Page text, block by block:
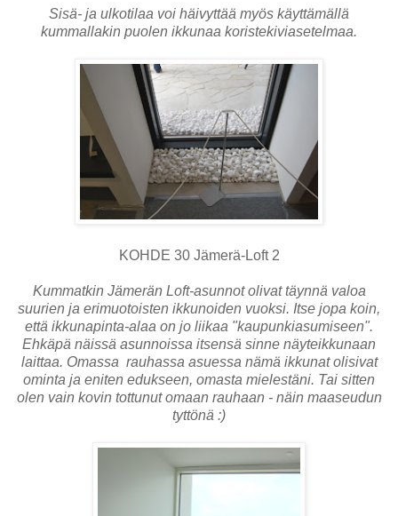
Sisä- ja ulkotilaa voi häivyttää myös käyttämällä
kummallakin puolen ikkunaa koristekiviasetelmaa.
KOHDE 30 Jämerä-Loft 2
Kummatkin Jämerän Loft-asunnot olivat täynnä valoa
suurien ja erimuotoisten ikkunoiden vuoksi. Itse jopa koin,
että ikkunapinta-alaa on jo liikaa "kaupunkiasumiseen".
Ehkäpä näissä asunnoissa itsensä sinne näyteikkunaan
laittaa. Omassa rauhassa asuessa nämä ikkunat olisivat
ominta ja eniten edukseen, omasta mielestäni. Tai sitten
olen vain kovin tottunut omaan rauhaan - näin maaseudun
tyttönä :)